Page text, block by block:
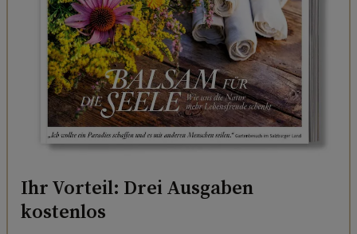
Ihr Vorteil: Drei Ausgaben
kostenlos